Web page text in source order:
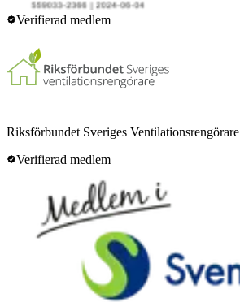
Verifierad medlem
Riksförbundet Sveriges Ventilationsrengörare
Verifierad medlem